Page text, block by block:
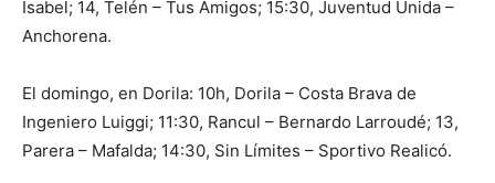
Isabel; 14, Telén – Tus Amigos; 15:30, Juventud Unida –
Anchorena.
El domingo, en Dorila: 10h, Dorila – Costa Brava de
Ingeniero Luiggi; 11:30, Rancul – Bernardo Larroudé; 13,
Parera – Mafalda; 14:30, Sin Límites – Sportivo Realicó.